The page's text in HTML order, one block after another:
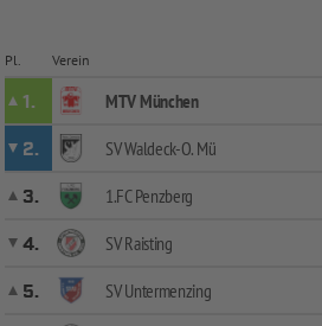
Pl. Verein
1. MTV München
2.
SV Waldeck-O. Mü
3.
1.FC Penzberg
4.
SV Raisting
5.
SV Untermenzing